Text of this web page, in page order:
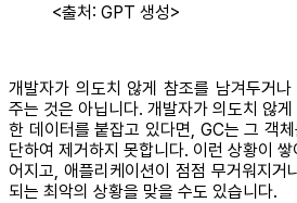
<출처: GPT 생성>
개발자가 의도치 않게 참조를 남겨두거
주는 것은 아닙니다. 개발자가 의도치 않
한 데이터를 붙잡고 있다면, GC는 그 객
단하여 제거하지 못합니다. 이런 상황이 쌓
어지고, 애플리케이션이 점점 무거워지거
되는 최악의 상황을 맞을 수도 있습니다.